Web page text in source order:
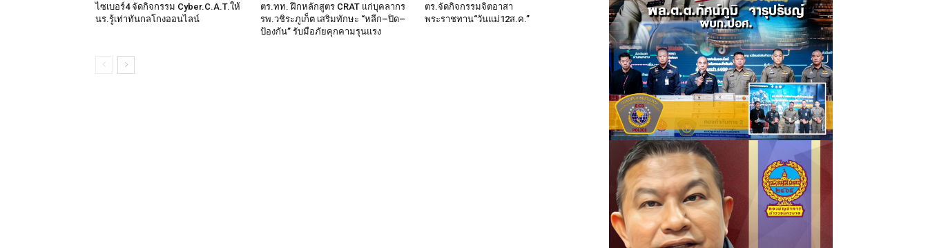
ไซเบอร์4 จัดกิจกรรม Cyber.C.A.T.ให้
นร.รู้เท่าทันกลโกงออนไลน์
ตร.ทท. ฝึกหลักสูตร CRAT แก่บุคลากร
รพ.วชิระภูเก็ต เสริมทักษะ “หลีก–ปิด–
ป้องกัน” รับมือภัยคุกคามรุนแรง
ตร.จัดกิจกรรมจิตอาสา
พระราชทาน“วันแม่12ส.ค.”